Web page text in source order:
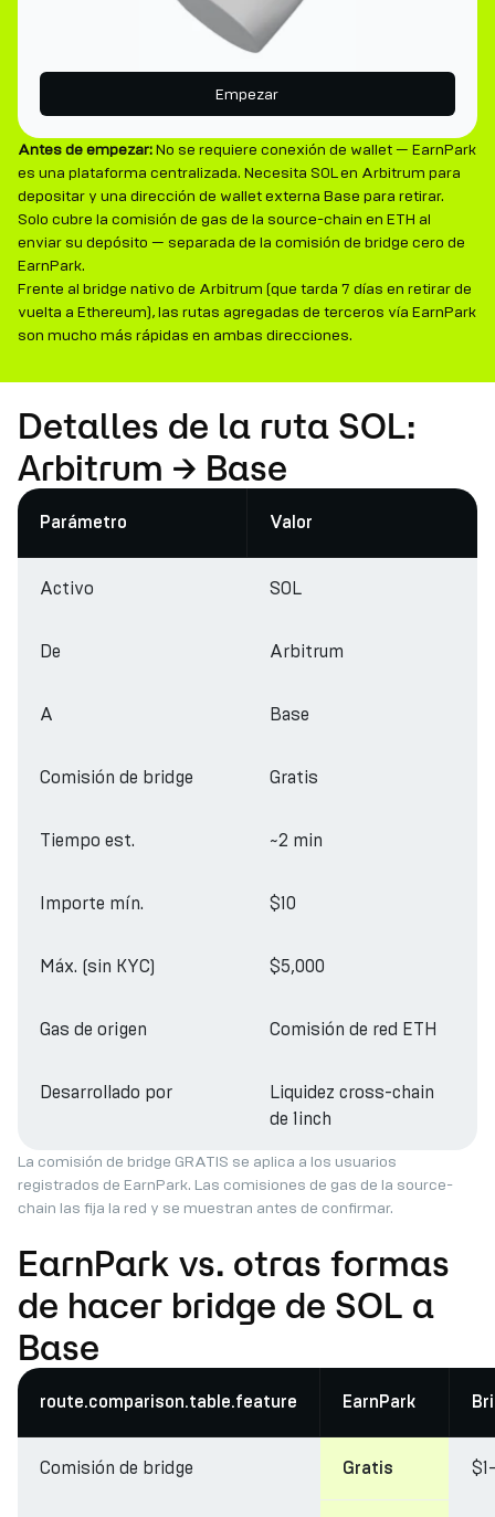
Empezar
Antes de empezar:No se requiere conexión de wallet — EarnPark
es una plataforma centralizada. Necesita SOL en Arbitrum para
depositar y una dirección de wallet externa Base para retirar.
Solo cubre la comisión de gas de la source-chain en ETH al
enviar su depósito — separada de la comisión de bridge cero de
EarnPark.
Frente al bridge nativo de Arbitrum (que tarda 7 días en retirar de
vuelta a Ethereum), las rutas agregadas de terceros vía EarnPark
son mucho más rápidas en ambas direcciones.
Detalles de la ruta SOL:
Arbitrum → Base
Parámetro Valor
Activo SOL
De Arbitrum
A Base
Comisión de bridge Gratis
Tiempo est. ~2 min
Importe mín. $10
Máx. (sin KYC) $5,000
Gas de origen Comisión de red ETH
Desarrollado por
Liquidez cross-chain
de 1inch
La comisión de bridge GRATIS se aplica a los usuarios
registrados de EarnPark. Las comisiones de gas de la source-
chain las fija la red y se muestran antes de confirmar.
EarnPark vs. otras formas
de hacer bridge de SOL a
Base
route.comparison.table.feature EarnPark
Comisión de bridge Gratis